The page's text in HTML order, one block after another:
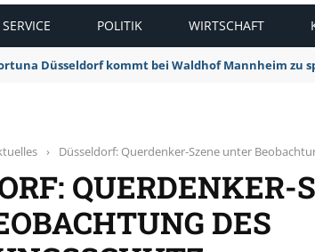
SERVICE POLITIK WIRTSCHAFT
Düsseldorf kommt bei Waldhof Mannheim zu
› Düsseldorf: Querdenker-Szene unter
QUERDENKER-
DES